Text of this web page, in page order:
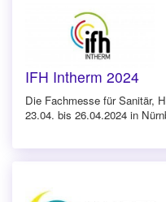
IFH Intherm 2024
Die Fachmesse für Sanitär,
23.04. bis 26.04.2024 in